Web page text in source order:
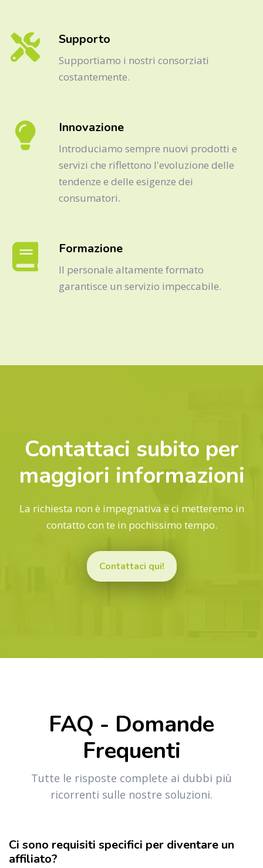
Supporto
Supportiamo i nostri consorziati
costantemente.
Innovazione
Introduciamo sempre nuovi prodotti e
servizi che riflettono l'evoluzione delle
tendenze e delle esigenze dei
consumatori.
Formazione
Il personale altamente formato
garantisce un servizio impeccabile.
Contattaci subito per
maggiori informazioni
La richiesta non è impegnativa e ci metteremo in
contatto con te in pochissimo tempo.
Contattaci qui!
FAQ - Domande
Frequenti
Tutte le risposte complete ai dubbi più
ricorrenti sulle nostre soluzioni.
Ci sono requisiti specifici per diventare un
affiliato?